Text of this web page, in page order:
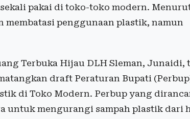
pakai di toko-toko modern.
membatasi penggunaan plastik, namun
Terbuka Hijau DLH Sleman, Junaidi,
draft Peraturan Bupati
di Toko Modern. Perbup yang
untuk mengurangi sampah plastik dari